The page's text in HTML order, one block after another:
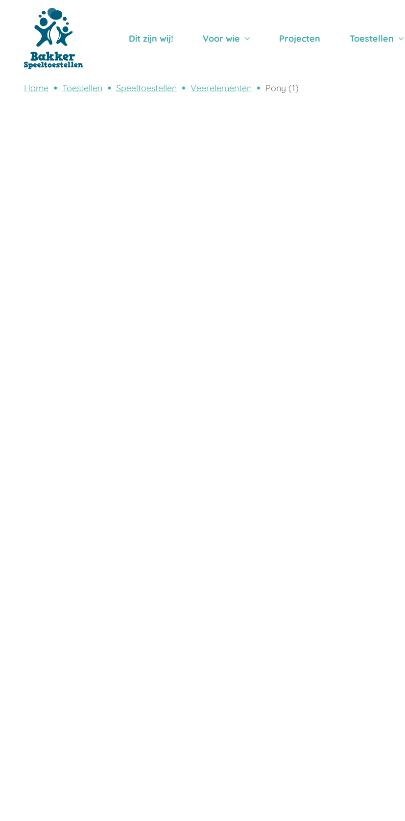
Dit zijn wij! Voor wie Projecten Toestellen
Home Toestellen Speeltoestellen Veerelementen Pony (1)